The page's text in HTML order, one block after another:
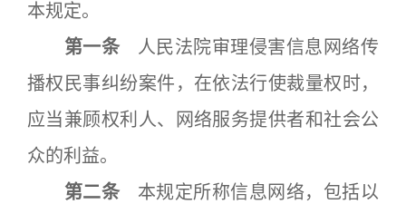
本规定。
第一条 人民法院审理侵害信息网络传
播权民事纠纷案件，在依法行使裁量权时，
应当兼顾权利人、网络服务提供者和社会公
众的利益。
第二条 本规定所称信息网络，包括以